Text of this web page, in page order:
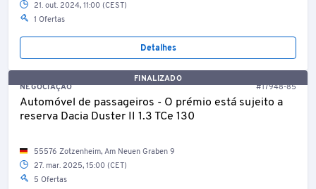
21. out. 2024, 11:00 (CEST)
1 Ofertas
Detalhes
FINALIZADO
NEGOCIAÇÃO
#17948-85
Automóvel de passageiros - O prémio está sujeito a
reserva Dacia Duster II 1.3 TCe 130
55576 Zotzenheim, Am Neuen Graben 9
27. mar. 2025, 15:00 (CET)
5 Ofertas